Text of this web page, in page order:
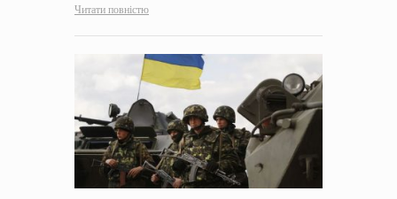
Читати повністю